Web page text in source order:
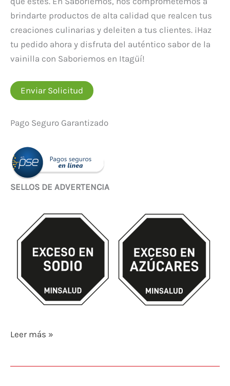
brindarte productos de alta calidad que realcen tus
creaciones culinarias y deleiten a tus clientes. ¡Haz
tu pedido ahora y disfruta del auténtico sabor de la
vainilla con Saboriemos en Itagüí!
Enviar Solicitud
Pago Seguro Garantizado
SELLOS DE ADVERTENCIA
Leer más »